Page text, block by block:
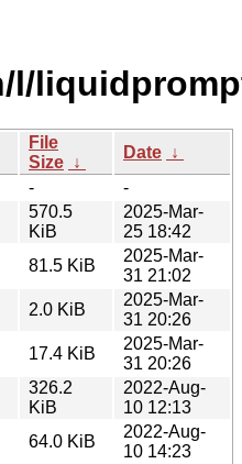
l/
File
Size ↓
Date ↓
-
-
570.5
KiB
2025-Mar-
25 18:42
81.5 KiB
2025-Mar-
31 21:02
2.0 KiB
2025-Mar-
31 20:26
17.4 KiB
2025-Mar-
31 20:26
326.2
KiB
2022-Aug-
10 12:13
64.0 KiB
2022-Aug-
10 14:23